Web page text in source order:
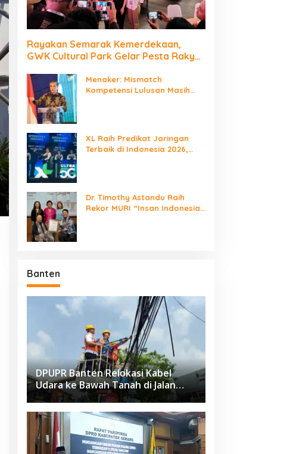
Rayakan Semarak Kemerdekaan,
GWK Cultural Park Gelar Pesta Rakyat
Menaker: Mismatch
Kompetensi Lulusan Masih
XL Raih Predikat Jaringan
Terbaik di Indonesia 2026,
Dr. Timothy Astandu Raih
Rekor MURI “Insan Indonesia
Banten
DPUPR Banten Relokasi Kabel
Udara ke Bawah Tanah di Jalan
Raden Fatah Ciledug